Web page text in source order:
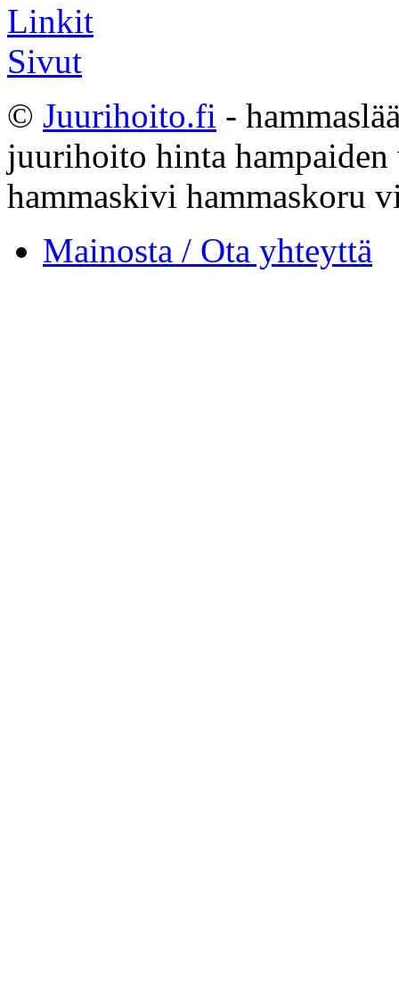
Linkit
Sivut
© Juurihoito.fi -
juurihoito hinta hampaiden
hammaskivi hammaskoru
Mainosta / Ota yhteyttä